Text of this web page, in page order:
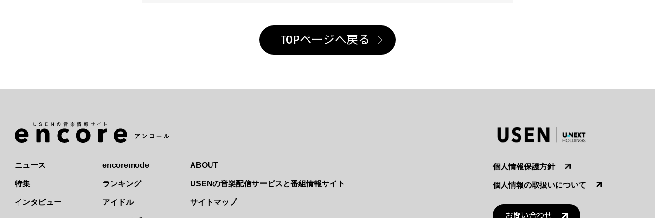
TOPページへ戻る
ニュース
特集
インタビュー
encoremode
ランキング
アイドル
ABOUT
USENの音楽配信サービスと番組情報サイト
サイトマップ
個人情報保護方針
個人情報の取扱いについて
お問い合わせ